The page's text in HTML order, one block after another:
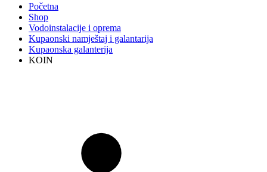
Početna
Shop
Vodoinstalacije i oprema
Kupaonski namještaj i galantarija
Kupaonska galanterija
KOIN